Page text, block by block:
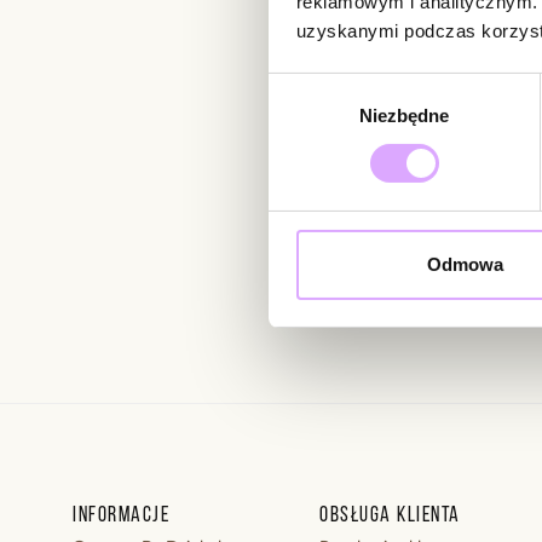
uzyskanymi podczas
Niezbędne
Odmowa
Wprowadzając i
Informacje Obsługa klienta